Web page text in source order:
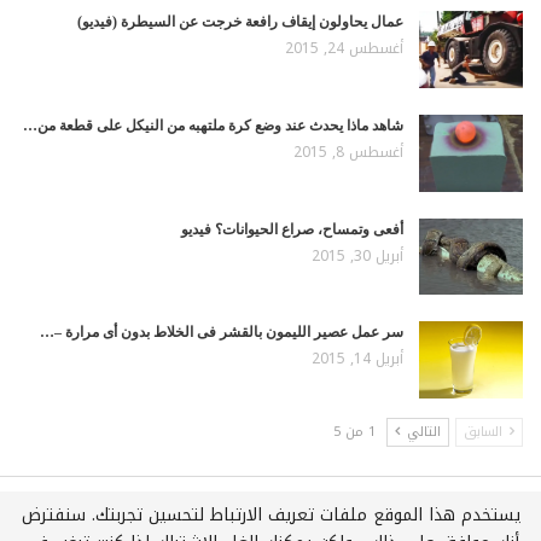
عمال يحاولون إيقاف رافعة خرجت عن السيطرة (فيديو)
أغسطس 24, 2015
شاهد ماذا يحدث عند وضع كرة ملتهبه من النيكل على قطعة من…
أغسطس 8, 2015
أفعى وتمساح، صراع الحيوانات؟ فيديو
أبريل 30, 2015
سر عمل عصير الليمون بالقشر فى الخلاط بدون أى مرارة –…
أبريل 14, 2015
السابق التالي 1 من 5
جميع الحقوق محفوظة لـويكي عربي © 2021
يستخدم هذا الموقع ملفات تعريف الارتباط لتحسين تجربتك. سنفترض